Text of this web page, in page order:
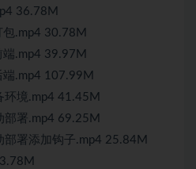
36.78M
.mp4 30.78M
.mp4 39.97M
.mp4 107.99M
环境.mp4 41.45M
部署.mp4 69.25M
署添加钩子.mp4 25.84M